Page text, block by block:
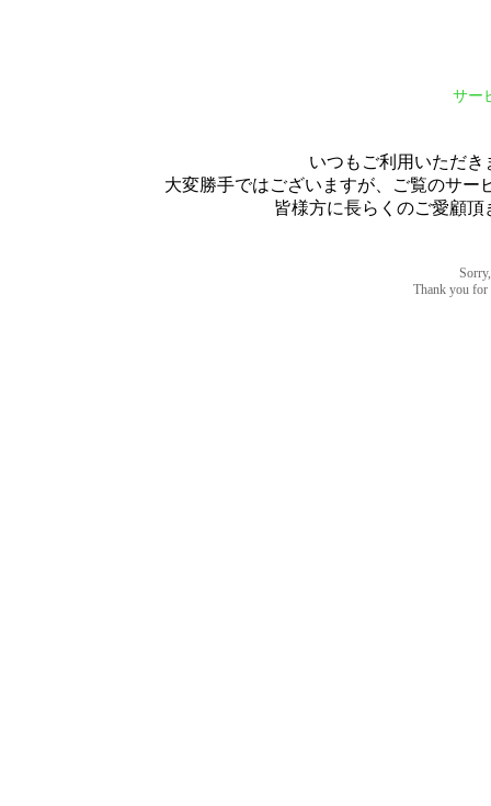
サー
いつもご利用いただ
大変勝手ではございますが、ご覧のサー
皆様方に長らくのご愛顧
Thank you for